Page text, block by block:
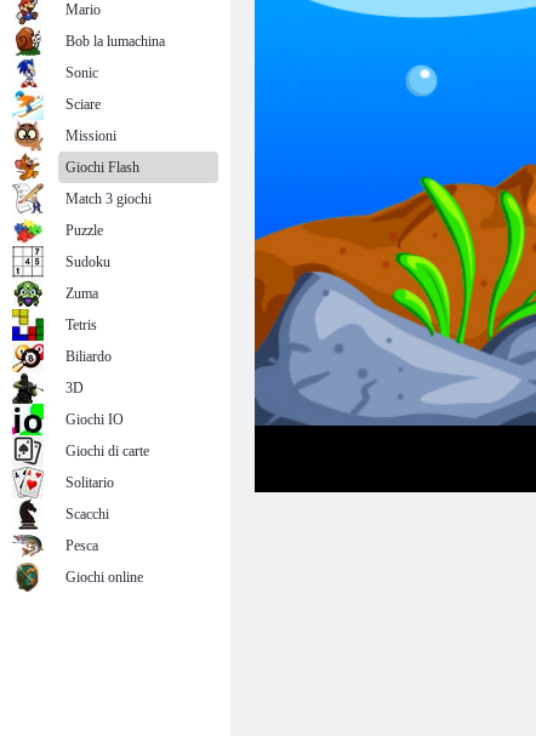
Mario
Bob la lumachina
Sonic
Sciare
Missioni
Giochi Flash
Match 3 giochi
Puzzle
Sudoku
Zuma
Tetris
Biliardo
3D
Giochi IO
Giochi di carte
Solitario
Scacchi
Pesca
Giochi online